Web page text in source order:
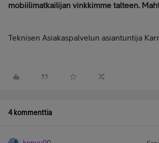
mobiilimatkailijan vinkkimme talteen.
Teknisen Asiakaspalvelun asiantuntija
4 kommenttia